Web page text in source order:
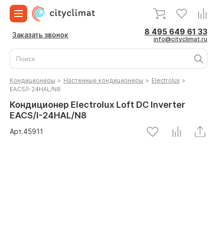
Заказать звонок 8 495 649 61 33
info@cityclimat.ru
Кондиционеры > Настенные кондиционеры > Electrolux >
EACS/I-24HAL/N8
Кондиционер Electrolux Loft DC Inverter
EACS/I-24HAL/N8
Арт.45911